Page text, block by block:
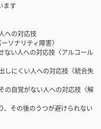
ます
への対応技
リティ障害〉
い人への対応技〈アルコール
にくい人への対応技〈統合失
自覚がない人への対応技〈解
その後のうつが避けられない